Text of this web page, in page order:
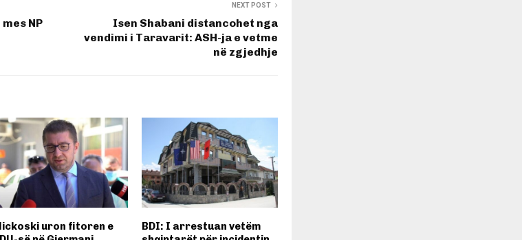
NP
NEXT POST
Isen Shabani distancohet nga
vendimi i Taravarit: ASH-ja e vetme
në zgjedhje
uron fitoren e
BDI: I arrestuan vetëm